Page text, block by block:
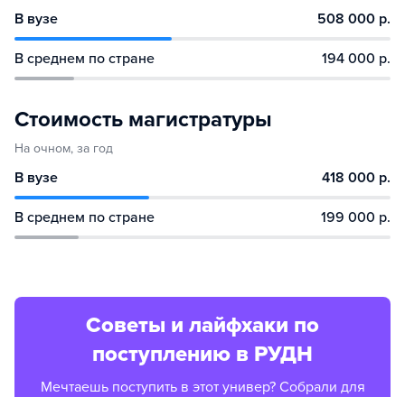
В вузе 508 000 р.
В среднем по стране 194 000 р.
Стоимость магистратуры
На очном, за год
В вузе 418 000 р.
В среднем по стране 199 000 р.
Советы и лайфхаки по
поступлению в РУДН
Мечтаешь поступить в этот универ? Собрали для